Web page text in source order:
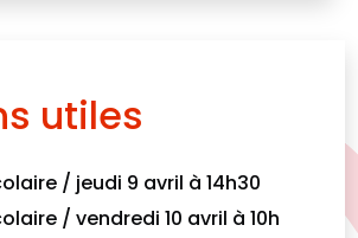
utiles
/ jeudi 9 avril à 14h30
/ vendredi 10 avril à 10h